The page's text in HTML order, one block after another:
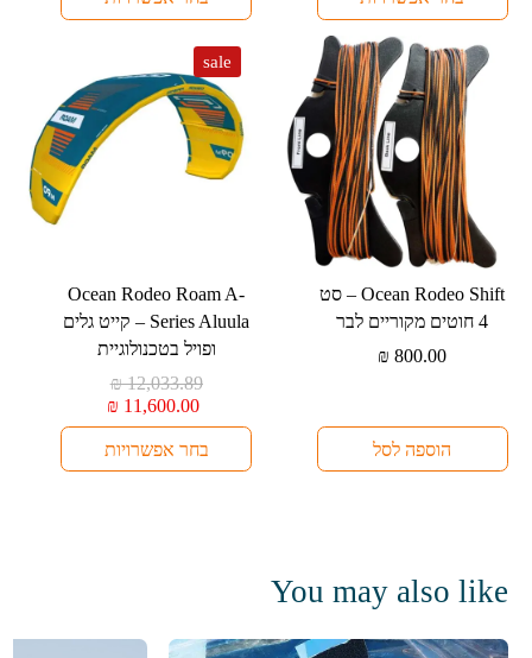
ניתן
לבחור
האפשרויות
בעמוד
המוצר
ניתן
לבחור
את
האפשרויות
בעמוד
המוצר
⁦Ocean Rodeo Shift⁩ – סט
4 חוטים מקוריים לבר
₪ 800.00
הוספה לסל
sale
⁦Ocean Rodeo Roam A-
Series Aluula⁩ – קייט גלים
ופויל בטכנולוגיית
₪12,033.89 המחיר
המקורי
היה:
₪ 12,033.89.
₪ 11,600.00
המחיר
הנוכחי
הוא:
₪ 11,600.00.
בחר אפשרויות
למוצר
זה
ניתן
You may also like